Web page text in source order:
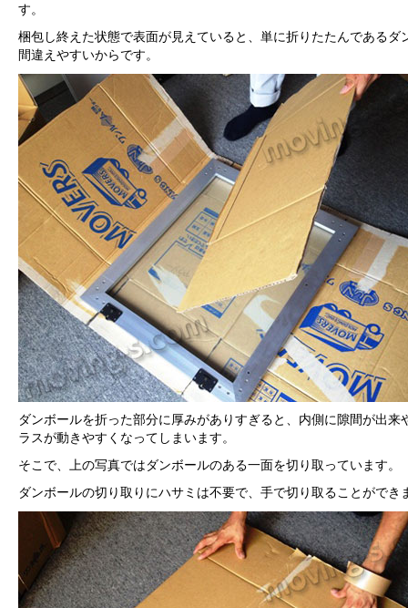
す。
梱包し終えた状態で表面が見えていると、単に折りたたんであるダ
間違えやすいからです。
ダンボールを折った部分に厚みがありすぎると、内側に隙間が出来
ラスが動きやすくなってしまいます。
そこで、上の写真ではダンボールのある一面を切り取っています。
ダンボールの切り取りにハサミは不要で、手で切り取ることができ